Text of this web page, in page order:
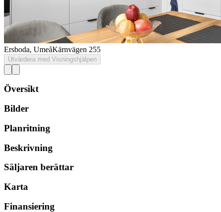
Ersboda, UmeåKärnvägen 255
Utvärdera med Visningshjälpen
Översikt
Bilder
Planritning
Beskrivning
Säljaren berättar
Karta
Finansiering